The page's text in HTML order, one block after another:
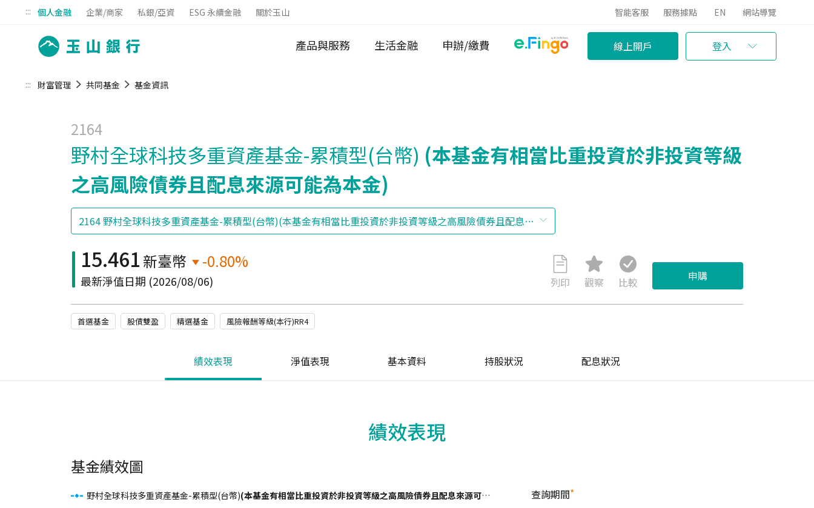
::: 個人金融 企業/商家 私銀/亞資 ESG 永續金融 關於玉山 智能客服 服務據點 EN 網站導覽
產品與服務 生活金融 申辦/繳費 線上開戶 登入
財富管理 共同基金 基金資訊
:::
2164
野村全球科技多重資產基金-累積型(台幣) (本基金有相當比重投資於非投資等級
之高風險債券且配息來源可能為本金)
15.461 新臺幣 -0.80%
最新淨值日期 (2026/08/06) 列印 觀察 比較 申購
首選基金 股債雙盈 精選基金 風險報酬等級(本行)RR4
績效表現 淨值表現 基本資料 持股狀況 配息狀況
績效表現
基金績效圖
野村全球科技多重資產基金-累積型(台幣)(本基金有相當比重投資於非投資等級之高風險債券且配息來源可能為本金)
查詢期間*